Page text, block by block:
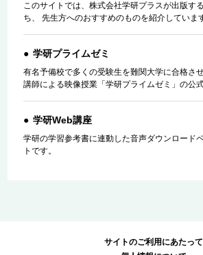
このサイトでは、株式会社学研プラスが出版す
ち、 先生方へのおすすめのものを紹介していま
学研プライムゼミ
有名予備校で多くの受験生を難関大学に合格さ
講師による映像授業「学研プライムゼミ」の公式
学研Web講座
学研の学習参考書に連動した音声ダウンロード
トです。
サイトのご利用にあたって